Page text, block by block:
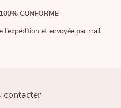
CONFORME
l'expédition et envoyée par mail
contacter